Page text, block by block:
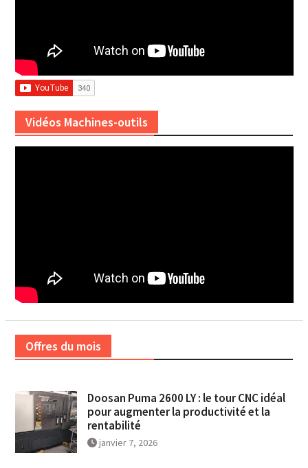
Vidéos Machines-outils
Offres du mois
Doosan Puma 2600 LY : le tour CNC idéal
pour augmenter la productivité et la
rentabilité
janvier 7, 2026